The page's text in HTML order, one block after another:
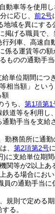
車等を使用
に応じ、 前2号
域を異にす
掲げる職員で
列車、高速自
係る運賃等の
ものの通勤手当
単位期間につ
相当額」とい
額
ち、 第1項第1
道等を利用し
通勤手当を支給
務箇所に通
、 第2項第2号
)に支給単位期
関等が2以上あ
ある場合にお
員の通勤手当
規則で定める
る。